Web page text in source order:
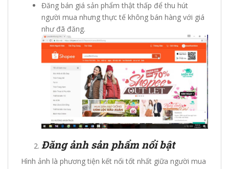
Đăng bán giá sản phẩm thật thấp để thu hút
người mua nhưng thực tế không bán hàng với giá
như đã đăng.
Đăng ảnh sản phẩm nổi bật
Hình ảnh là phương tiện kết nối tốt nhất giữa người mua